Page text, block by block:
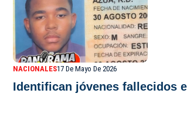
NACIONALES17 De Mayo De 2026
Identifican jóvenes fallecidos